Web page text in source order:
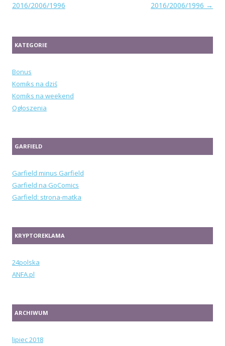
wpisy
2016/2006/1996
2016/2006/1996 →
KATEGORIE
Bonus
Komiks na dziś
Komiks na weekend
Ogłoszenia
GARFIELD
Garfield minus Garfield
Garfield na GoComics
Garfield: strona-matka
KRYPTOREKLAMA
24polska
ANFA.pl
ARCHIWUM
lipiec 2018